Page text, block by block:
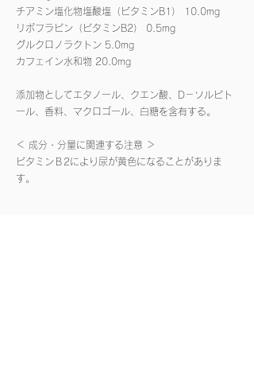
チアミン塩化物塩酸塩（ビタミンB1） 10.0mg
リボフラビン（ビタミンB2） 0.5mg
グルクロノラクトン 5.0mg
カフェイン水和物 20.0mg
添加物としてエタノール、クエン酸、D－ソルビト
ール、香料、マクロゴール、白糖を含有する。
＜ 成分・分量に関連する注意 ＞
ビタミンＢ2により尿が黄色になることがありま
す。